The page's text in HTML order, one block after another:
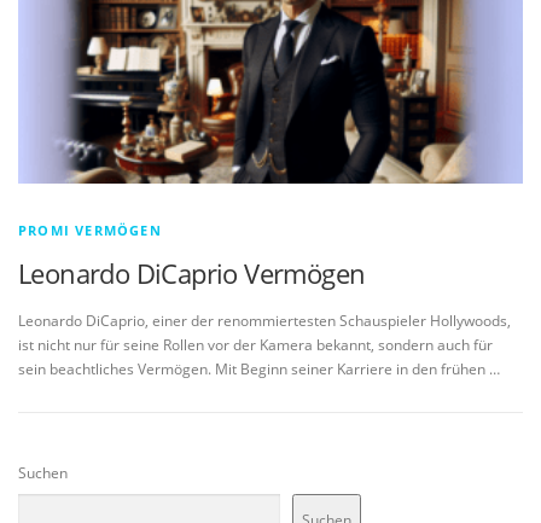
PROMI VERMÖGEN
Leonardo DiCaprio Vermögen
Leonardo DiCaprio, einer der renommiertesten Schauspieler Hollywoods,
ist nicht nur für seine Rollen vor der Kamera bekannt, sondern auch für
sein beachtliches Vermögen. Mit Beginn seiner Karriere in den frühen …
Suchen